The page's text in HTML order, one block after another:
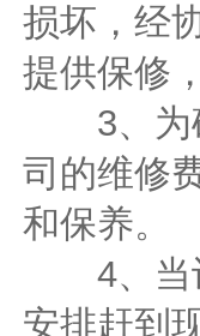
损坏，经
提供保修
3、为确
司的维修
和保养。
4、当设
安排赶到